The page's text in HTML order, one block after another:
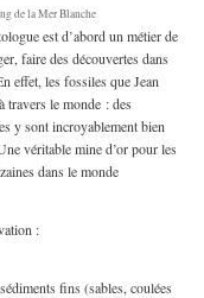
de la Mer Blanche
est d’abord un métier de
faire des découvertes dans
effet, les fossiles que Jean
travers le monde : des
y sont incroyablement bien
véritable mine d’or pour les
dans le monde
:
fins (sables, coulées